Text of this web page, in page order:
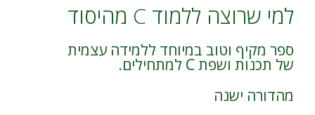
למי שרוצה ללמוד C מהיסוד
ספר מקיף וטוב במיוחד ללמידה עצמית
של תכנות ושפת C למתחילים.
מהדורה ישנה